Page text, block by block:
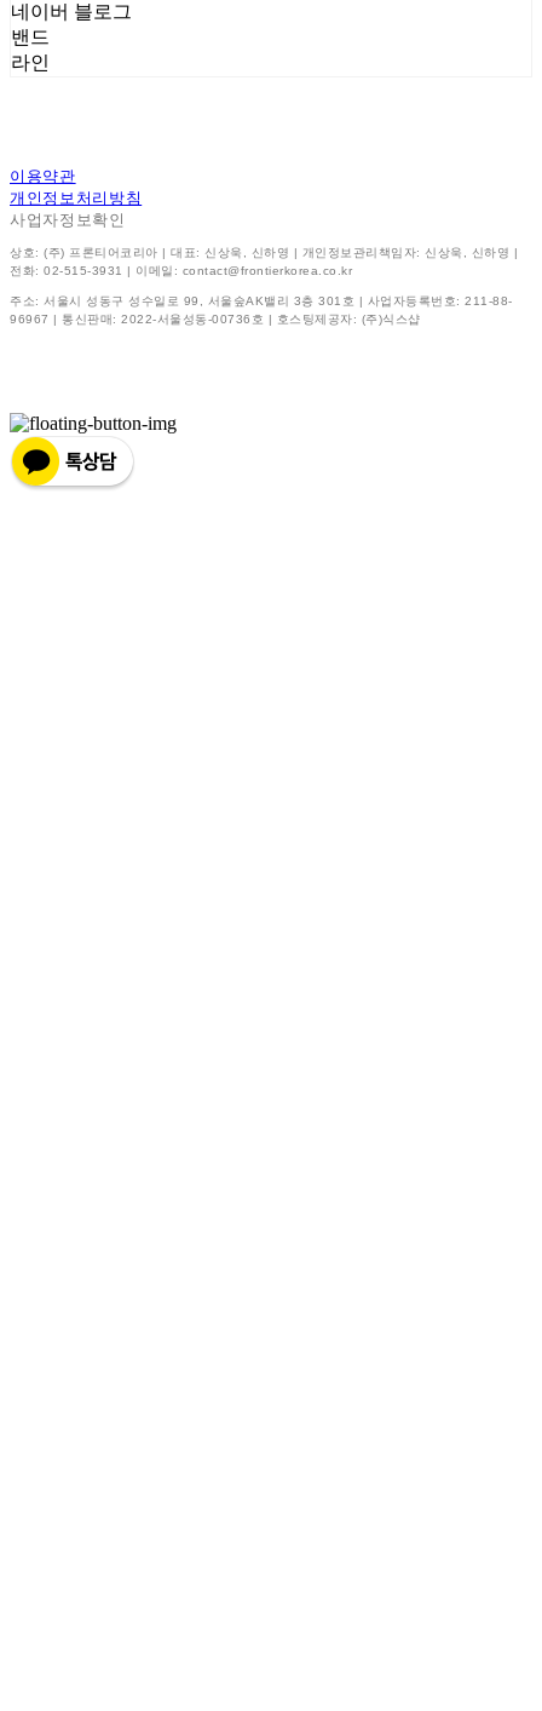
네이버 블로그
밴드
라인
이용약관
개인정보처리방침
사업자정보확인
상호: (주) 프론티어코리아 | 대표: 신상욱, 신하영 | 개인정보관리책임자: 신상욱, 신하영 |
전화: 02-515-3931 | 이메일: contact@frontierkorea.co.kr
주소: 서울시 성동구 성수일로 99, 서울숲AK밸리 3층 301호 | 사업자등록번호: 211-88-
96967 | 통신판매: 2022-서울성동-00736호 | 호스팅제공자: (주)식스샵